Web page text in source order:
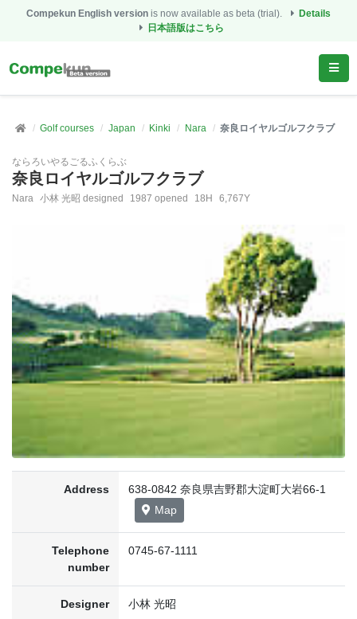
Compekun English version is now available as beta (trial).
Details
日本語版はこちら
Golf courses Japan Kinki Nara 奈良ロイヤルゴルフクラブ
ならろいやるごるふくらぶ
奈良ロイヤルゴルフクラブ
Nara 小林 光昭 designed 1987 opened 18H 6,767Y
Address
638-0842 奈良県吉野郡大淀町大岩66-1
Map
Telephone
number
0745-67-1111
Designer 小林 光昭